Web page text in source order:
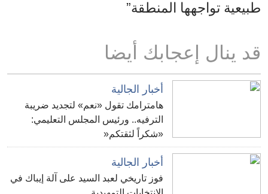
طبيعية تواجهها المنطقة”
قد ينال إعجابك أيضا
أخبار الجالية
هامترامك تقول «نعم» لتجديد ضريبة
الترفيه.. ورئيس المجلس التعليمي:
«شكراً لثقتكم«
أخبار الجالية
فوز تاريخي لعبد السيد على آلة إيباك في